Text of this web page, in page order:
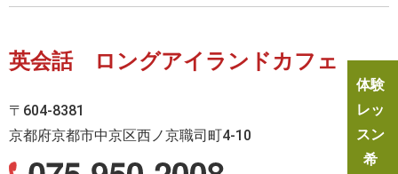
英会話 ロングアイランドカフェ
〒604-8381
京都府京都市中京区西ノ京職司町4-10
体験
レッ
スン
希